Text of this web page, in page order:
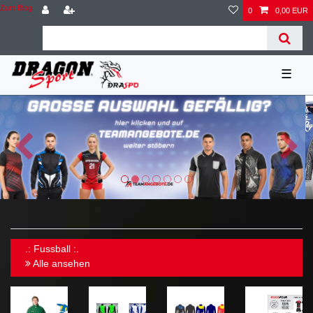
Zum Blog 0 0,00 EUR
☰
.: Fussball :.
Alle ansehen